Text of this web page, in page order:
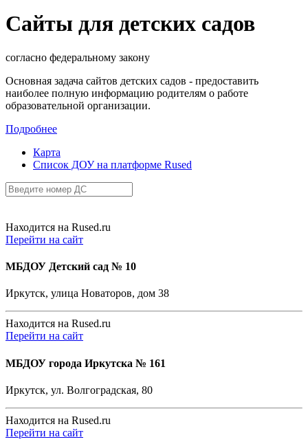
Сайты для детских садов
cогласно федеральному закону
Основная задача сайтов детских садов - предоставить
наиболее полную информацию родителям о работе
образовательной организации.
Подробнее
Карта
Список ДОУ на платформе Rused
Находится на Rused.ru
Перейти на сайт
МБДОУ Детский сад № 10
Иркутск, улица Новаторов, дом 38
Находится на Rused.ru
Перейти на сайт
МБДОУ города Иркутска № 161
Иркутск, ул. Волгоградская, 80
Находится на Rused.ru
Перейти на сайт